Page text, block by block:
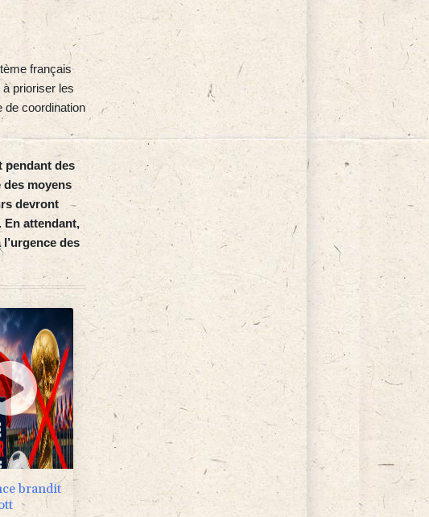
français
à prioriser les
de coordination
pendant des
des moyens
devront
En attendant,
des
brandit